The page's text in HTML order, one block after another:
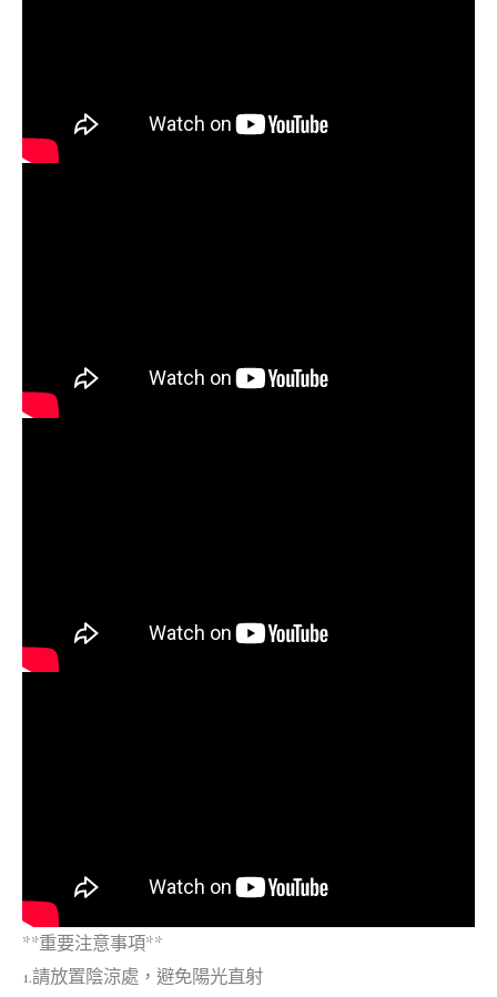
**重要注意事項**
1.請放置陰涼處，避免陽光直射